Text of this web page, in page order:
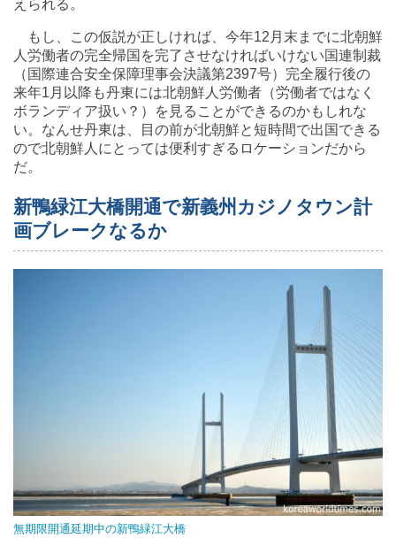
えられる。
もし、この仮説が正しければ、今年12月末までに北朝鮮
人労働者の完全帰国を完了させなければいけない国連制裁
（国際連合安全保障理事会決議第2397号）完全履行後の
来年1月以降も丹東には北朝鮮人労働者（労働者ではなく
ボランディア扱い？）を見ることができるのかもしれな
い。なんせ丹東は、目の前が北朝鮮と短時間で出国できる
ので北朝鮮人にとっては便利すぎるロケーションだから
だ。
新鴨緑江大橋開通で新義州カジノタウン計
画ブレークなるか
無期限開通延期中の新鴨緑江大橋